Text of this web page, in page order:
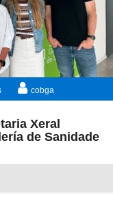
cobga
Xeral
de Sanidade